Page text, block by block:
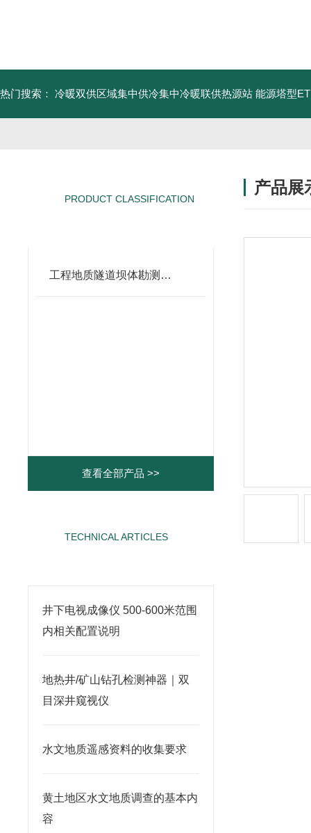
热门搜索： 冷暖双供区域集中供冷集中冷暖联供热源站 能源塔型
PRODUCT CLASSIFICATION
工程地质隧道坝体勘测仪器
查看全部产品 >>
TECHNICAL ARTICLES
井下电视成像仪 500-600米范围
内相关配置说明
地热井/矿山钻孔检测神器｜双
目深井窥视仪
水文地质遥感资料的收集要求
黄土地区水文地质调查的基本内
容
产品展